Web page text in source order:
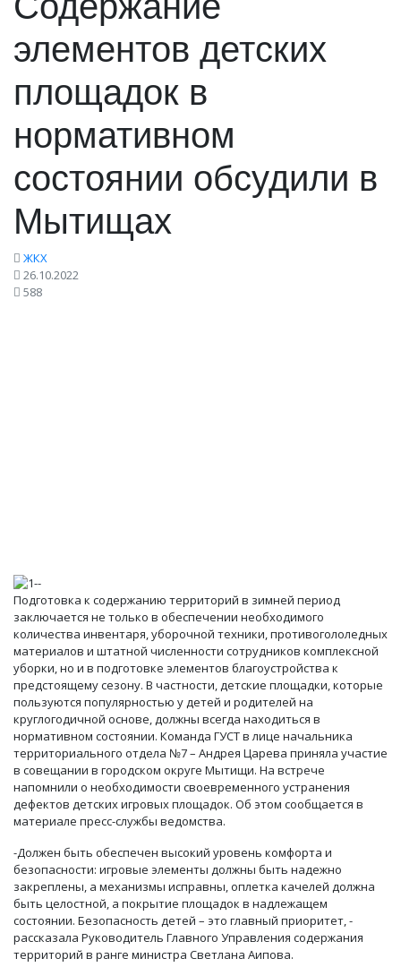
элементов детских
площадок в
нормативном
состоянии обсудили в
Мытищах
ЖКХ
26.10.2022
588
Подготовка к содержанию территорий в зимней период
заключается не только в обеспечении необходимого
количества инвентаря, уборочной техники, противогололедных
материалов и штатной численности сотрудников комплексной
уборки, но и в подготовке элементов благоустройства к
предстоящему сезону. В частности, детские площадки, которые
пользуются популярностью у детей и родителей на
круглогодичной основе, должны всегда находиться в
нормативном состоянии. Команда ГУСТ в лице начальника
территориального отдела №7 – Андрея Царева приняла участие
в совещании в городском округе Мытищи. На встрече
напомнили о необходимости своевременного устранения
дефектов детских игровых площадок. Об этом сообщается в
материале пресс-службы ведомства.
-Должен быть обеспечен высокий уровень комфорта и
безопасности: игровые элементы должны быть надежно
закреплены, а механизмы исправны, оплетка качелей должна
быть целостной, а покрытие площадок в надлежащем
состоянии. Безопасность детей – это главный приоритет, -
рассказала Руководитель Главного Управления содержания
территорий в ранге министра Светлана Аипова.